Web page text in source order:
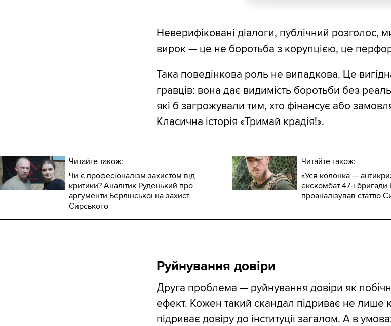
Неверифіковані діалоги, публічний розголос,
вирок — це не боротьба з корупцією, це
Така поведінкова роль не випадкова. Це
гравців: вона дає видимість боротьби без
які б загрожували тим, хто фінансує або
Класична історія «Тримай крадія!».
Читайте також:
Чи є професіоналізм захистом від
критики? Аналітик Руденький про
аргументи Берлінської на захист
Сирського
Читайте також:
«Уся колонка —
екскомбат 47-ї
проаналізував статтю
Руйнування довіри
Друга проблема — руйнування довіри як
ефект. Кожен такий скандал підриває не лише
підриває довіру до інституції загалом. А в